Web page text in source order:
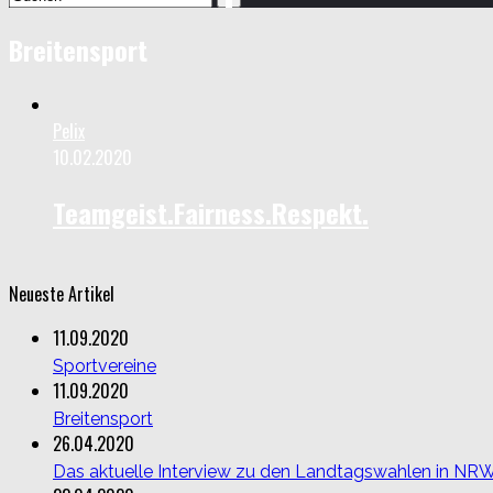
Neueste Artikel
11.09.2020
Sportvereine
11.09.2020
Breitensport
26.04.2020
Das aktuelle Interview zu den Landtagswahlen in